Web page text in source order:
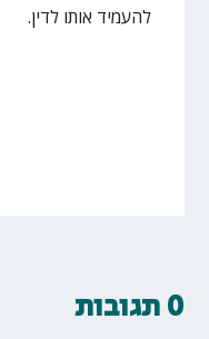
להעמיד אותו לדין.
0 תגובות